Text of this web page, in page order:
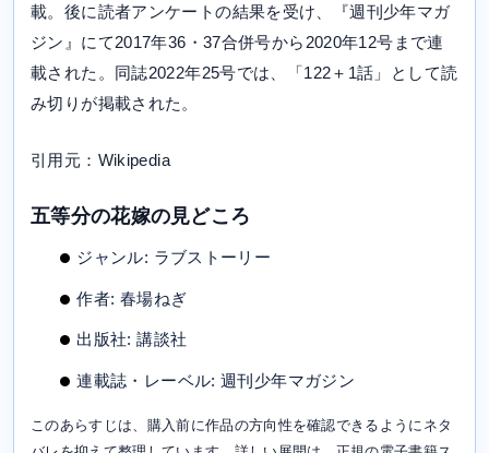
載。後に読者アンケートの結果を受け、『週刊少年マガ
ジン』にて2017年36・37合併号から2020年12号まで連
載された。同誌2022年25号では、「122＋1話」として読
み切りが掲載された。
引用元：Wikipedia
五等分の花嫁の見どころ
ジャンル: ラブストーリー
作者: 春場ねぎ
出版社: 講談社
連載誌・レーベル: 週刊少年マガジン
このあらすじは、購入前に作品の方向性を確認できるようにネタ